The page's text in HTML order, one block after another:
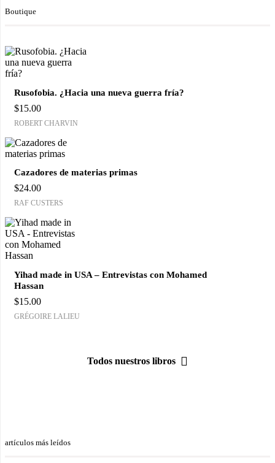
Boutique
Rusofobia. ¿Hacia una nueva guerra fría?
$15.00
ROBERT CHARVIN
Cazadores de materias primas
$24.00
RAF CUSTERS
Yihad made in USA – Entrevistas con Mohamed
Hassan
$15.00
GRÉGOIRE LALIEU
Todos nuestros libros
artículos más leídos